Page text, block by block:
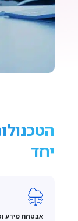
יחד
אבטחת מידע